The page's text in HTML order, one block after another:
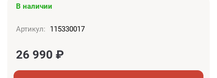
В наличии
Артикул: 115330017
26 990 ₽